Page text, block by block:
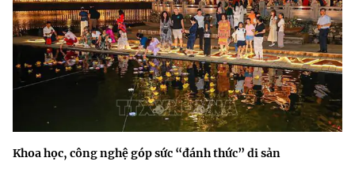
Khoa học, công nghệ góp sức “đánh thức” di sản